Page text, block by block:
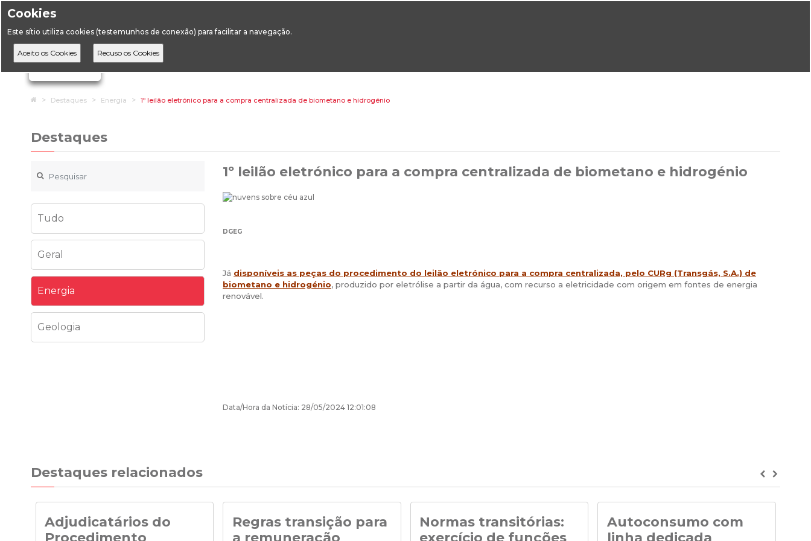
Cookies
Este sítio utiliza cookies (testemunhos de conexão) para facilitar a navegação.
Ignorar links de navegação
HomeDestaques Energia 1º leilão eletrónico para a compra centralizada de biometano e hidrogénio
Destaques
Tudo
Geral
Energia
Geologia
1º leilão eletrónico para a compra centralizada de biometano e hidrogénio
DGEG
Já disponíveis as peças do procedimento do leilão eletrónico para a compra centralizada, pelo CURg (Transgás, S.A.) de
biometano e hidrogénio, produzido por eletrólise a partir da água, com recurso a eletricidade com origem em fontes de energia
renovável.
Data/Hora da Notícia: 28/05/2024 12:01:08
Destaques relacionados Previous
Adjudicatários do
Regras transição para
Normas transitórias:
Autoconsumo com